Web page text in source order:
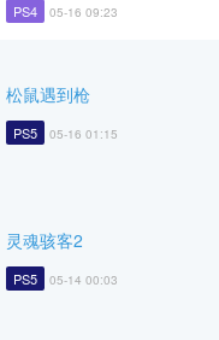
PS4 05-16 09:23
松鼠遇到枪
PS5 05-16 01:15
灵魂骇客2
PS5 05-14 00:03